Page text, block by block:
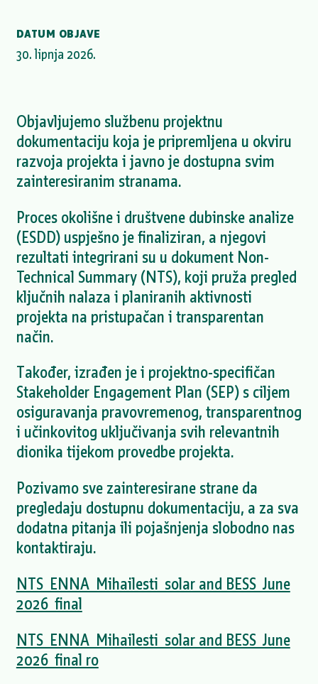
DATUM OBJAVE
30. lipnja 2026.
Objavljujemo službenu projektnu
dokumentaciju koja je pripremljena u okviru
razvoja projekta i javno je dostupna svim
zainteresiranim stranama.
Proces okolišne i društvene dubinske analize
(ESDD) uspješno je finaliziran, a njegovi
rezultati integrirani su u dokument Non-
Technical Summary (NTS), koji pruža pregled
ključnih nalaza i planiranih aktivnosti
projekta na pristupačan i transparentan
način.
Također, izrađen je i projektno-specifičan
Stakeholder Engagement Plan (SEP) s ciljem
osiguravanja pravovremenog, transparentnog
i učinkovitog uključivanja svih relevantnih
dionika tijekom provedbe projekta.
Pozivamo sve zainteresirane strane da
pregledaju dostupnu dokumentaciju, a za sva
dodatna pitanja ili pojašnjenja slobodno nas
kontaktiraju.
NTS_ENNA_Mihailesti_solar and BESS_June
2026_final
NTS_ENNA_Mihailesti_solar and BESS_June
2026_final ro